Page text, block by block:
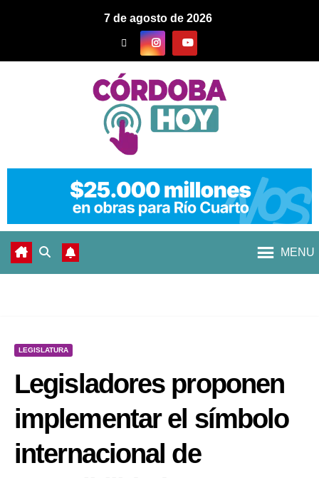
7 de agosto de 2026
MENU
LEGISLATURA
Legisladores proponen
implementar el símbolo
internacional de